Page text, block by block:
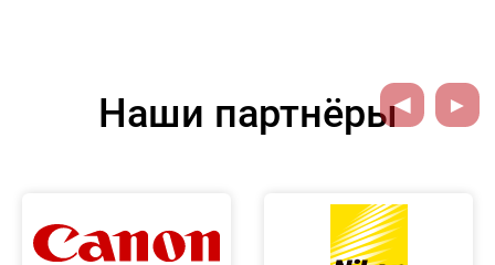
Наши партнёры